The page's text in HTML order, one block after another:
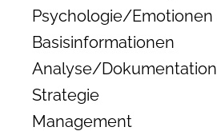
Psychologie/Emotionen
Basisinformationen
Analyse/Dokumentation
Strategie
Management